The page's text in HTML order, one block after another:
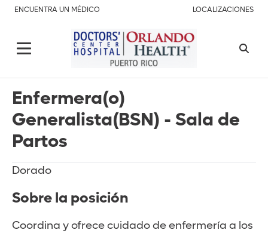
ENCUENTRA UN MÉDICO LOCALIZACIONES
Enfermera(o)
Generalista(BSN) - Sala de
Partos
Dorado
Sobre la posición
Coordina y ofrece cuidado de enfermería a los